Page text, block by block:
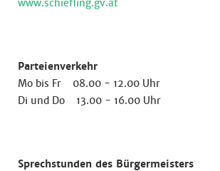
Parteienverkehr
Mo bis Fr 08.00 - 12.00 Uhr
Di und Do 13.00 - 16.00 Uhr
Sprechstunden des Bürgermeisters